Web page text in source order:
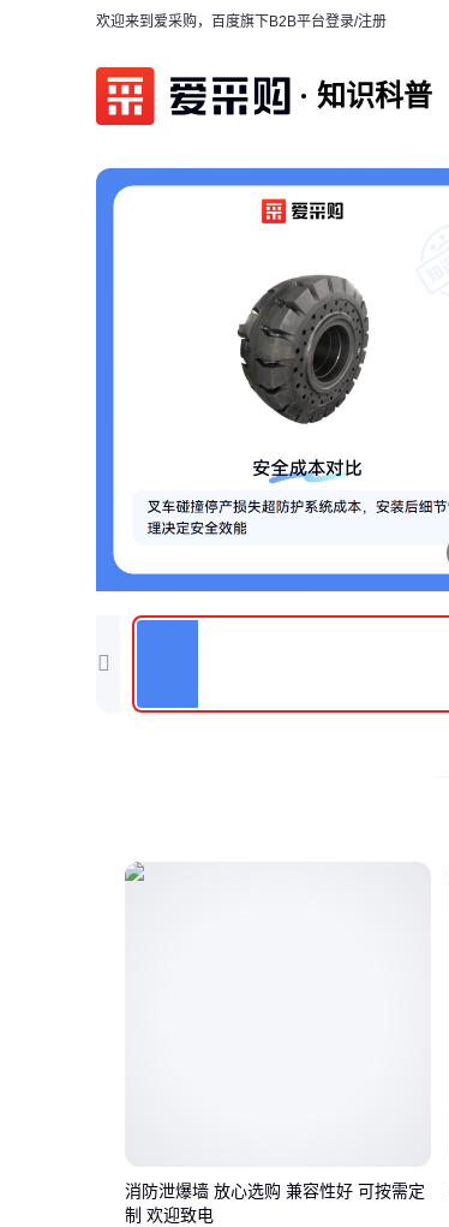
欢迎来到爱采购，百度旗下B2B平台登录/注册
知识科普
消防泄爆墙 放心选购 兼容性好 可按需定
制 欢迎致电